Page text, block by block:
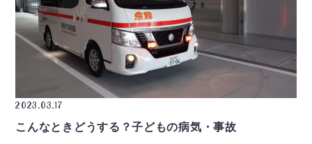
2023.03.17
こんなときどうする？子どもの病気・事故